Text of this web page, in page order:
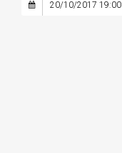
20/10/2017 19:00